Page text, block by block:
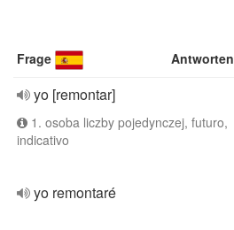
Frage Antworten
yo [remontar]
1. osoba liczby pojedynczej, futuro,
indicativo
yo remontaré